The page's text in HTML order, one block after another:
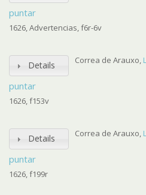
puntar
1626, Advertencias, f6r-6v
Details
puntar
Correa de Arauxo,
1626, f153v
Details
puntar
Correa de Arauxo,
1626, f199r